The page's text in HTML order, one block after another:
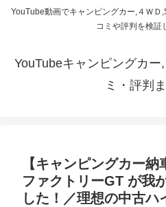
YouTube動画でキャンピングカー,４ＷＤ
コミや評判を検証
YouTubeキャンピングカ
ミ・評判
【キャンピングカー
ファクトリーGT が我
した！／理想の中古ハ